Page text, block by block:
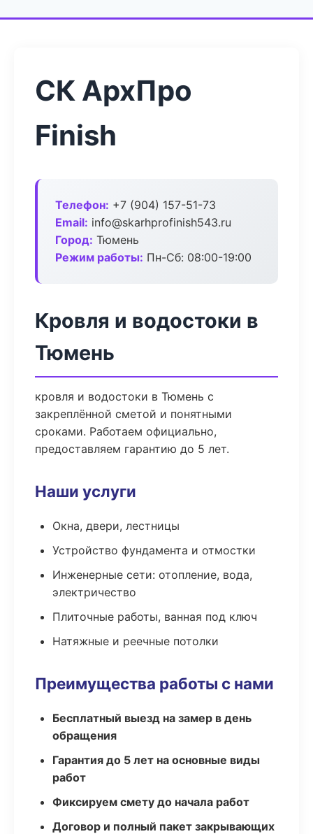
СК АрхПро
Finish
Телефон: +7 (904) 157-51-73
Email: info@skarhprofinish543.ru
Город: Тюмень
Режим работы: Пн-Сб: 08:00-19:00
Кровля и водостоки в
Тюмень
кровля и водостоки в Тюмень с
закреплённой сметой и понятными
сроками. Работаем официально,
предоставляем гарантию до 5 лет.
Наши услуги
Окна, двери, лестницы
Устройство фундамента и отмостки
Инженерные сети: отопление, вода,
электричество
Плиточные работы, ванная под ключ
Натяжные и реечные потолки
Преимущества работы с нами
Бесплатный выезд на замер в день
обращения
Гарантия до 5 лет на основные виды
работ
Фиксируем смету до начала работ
Договор и полный пакет закрывающих